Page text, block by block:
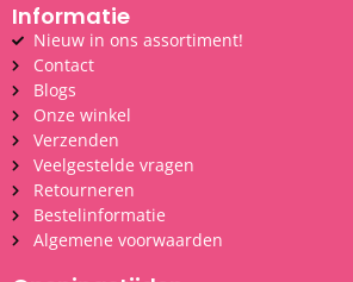
Informatie
Nieuw in ons assortiment!
Contact
Blogs
Onze winkel
Verzenden
Veelgestelde vragen
Retourneren
Bestelinformatie
Algemene voorwaarden